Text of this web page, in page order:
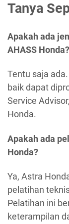
Tanya
Apakah ada
AHASS Honda?
Tentu saja
baik dapat
Service
Honda.
Apakah ada
Honda?
Ya, Astra
pelatihan
Pelatihan ini
keterampilan